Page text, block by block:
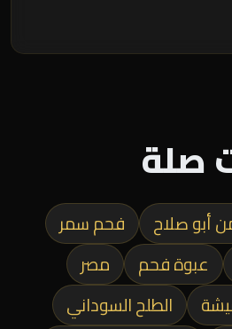
صلة
أبو صلاح
فحم سمر
عبوة فحم
مصر
الطلح السوداني